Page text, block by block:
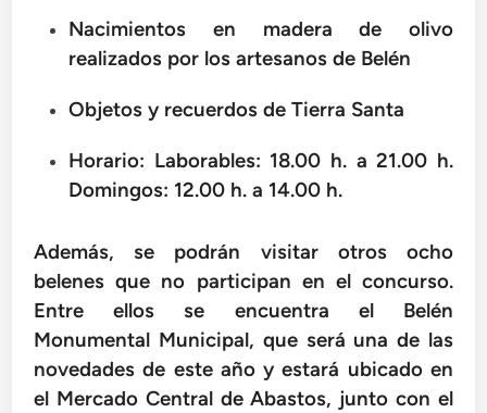
Nacimientos en madera de olivo
realizados por los artesanos de Belén
Objetos y recuerdos de Tierra Santa
Horario: Laborables: 18.00 h. a 21.00 h.
Domingos: 12.00 h. a 14.00 h.
Además, se podrán visitar otros ocho
belenes que no participan en el concurso.
Entre ellos se encuentra el Belén
Monumental Municipal, que será una de las
novedades de este año y estará ubicado en
el Mercado Central de Abastos, junto con el